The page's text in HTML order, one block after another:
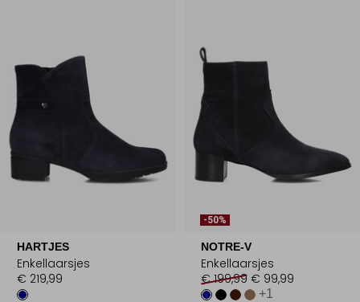
HARTJES
Enkellaarsjes
€ 219,99
-50%
NOTRE-V
Enkellaarsjes
€ 199,99 € 99,99
+1